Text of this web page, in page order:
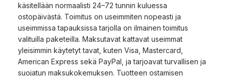
käsitellään normaalisti 24–72 tunnin kuluessa
ostopäivästä. Toimitus on useimmiten nopeasti ja
useimmissa tapauksissa tarjolla on ilmainen toimitus
valituilla paketeilla. Maksutavat kattavat useimmat
yleisimmin käytetyt tavat, kuten Visa, Mastercard,
American Express sekä PayPal, ja tarjoavat turvallisen ja
suojatun maksukokemuksen. Tuotteen ostamisen